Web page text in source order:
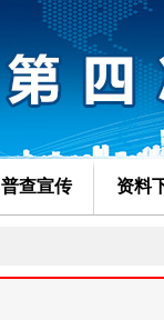
普查宣传 资料